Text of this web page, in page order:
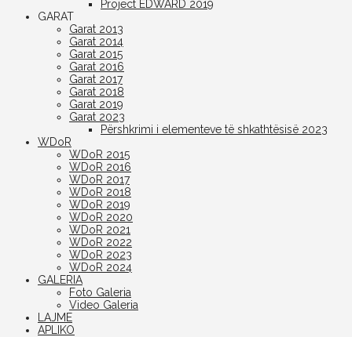
Project EDWARD 2019
GARAT
Garat 2013
Garat 2014
Garat 2015
Garat 2016
Garat 2017
Garat 2018
Garat 2019
Garat 2023
Përshkrimi i elementeve të shkathtësisë 2023
WDoR
WDoR 2015
WDoR 2016
WDoR 2017
WDoR 2018
WDoR 2019
WDoR 2020
WDoR 2021
WDoR 2022
WDoR 2023
WDoR 2024
GALERIA
Foto Galeria
Video Galeria
LAJME
APLIKO